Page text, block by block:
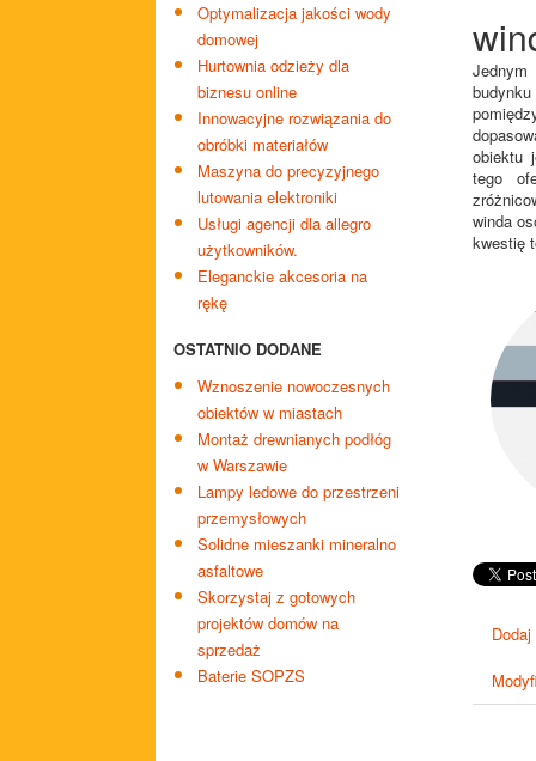
Optymalizacja jakości wody
domowej
Hurtownia odzieży dla
biznesu online
Innowacyjne rozwiązania do
obróbki materiałów
Maszyna do precyzyjnego
lutowania elektroniki
Usługi agencji dla allegro
użytkowników.
Eleganckie akcesoria na
rękę
OSTATNIO DODANE
Wznoszenie nowoczesnych
obiektów w miastach
Montaż drewnianych podłóg
w Warszawie
Lampy ledowe do przestrzeni
przemysłowych
Solidne mieszanki mineralno
asfaltowe
Skorzystaj z gotowych
projektów domów na
sprzedaż
Baterie SOPZS
Jednym
obiektu
tego
winda
kwestię